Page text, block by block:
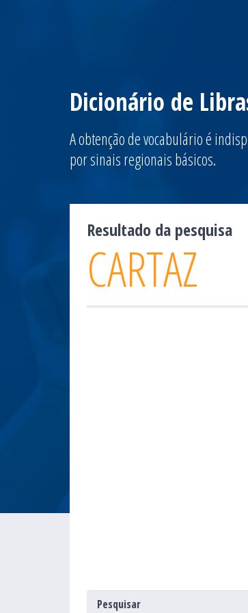
Dicionário de
A obtenção de vocabulário é
por sinais regionais básicos.
Resultado da pesquisa
CARTAZ